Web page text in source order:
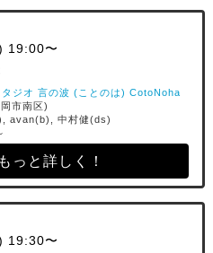
19:00〜
タジオ 言の波 (ことのは) CotoNoha
市南区)
avan(b), 中村健(ds)
もっと詳しく！
19:30〜